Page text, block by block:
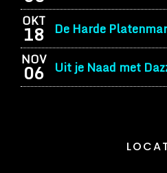
OKT
18 De Harde
NOV
06 Uit je Naad met